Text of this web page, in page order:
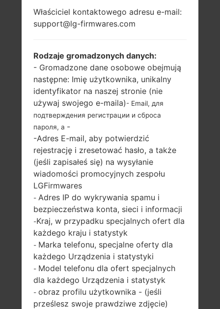
SERII LG G3
5.5″
1440 x 2392 pikseli
149 gramów (5.22
uncji)
wymienny Li-Ion
3000 mAh
2500 Mhz
Qualcomm
Snapdragon
801MSM8975AC
Android 6.0.x
Marshmallow
Czerwiec, 2014
Właściciel kontaktowego adresu e-mail:
support@lg-firmwares.com
Rodzaje gromadzonych danych:
- Gromadzone dane osobowe obejmują
następne: Imię użytkownika, unikalny
identyfikator na naszej stronie (nie
używaj swojego e-maila)- Email, для
подтверждения регистрации и сброса
пароля, а -
-Adres E-mail, aby potwierdzić
rejestrację i zresetować hasło, a także
(jeśli zapisałeś się) na wysyłanie
wiadomości promocyjnych zespołu
LGFirmwares
- Adres IP do wykrywania spamu i
bezpieczeństwa konta, sieci i informacji
-Kraj, w przypadku specjalnych ofert dla
każdego kraju i statystyk
- Marka telefonu, specjalne oferty dla
każdego Urządzenia i statystyki
- Model telefonu dla ofert specjalnych
dla każdego Urządzenia i statystyk
- obraz profilu użytkownika - (jeśli
prześlesz swoje prawdziwe zdjęcie)